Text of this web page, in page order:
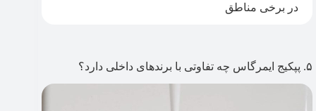
در برخی مناطق
۵. پپکیج ایمرگاس چه تفاوتی با برندهای داخلی دارد؟